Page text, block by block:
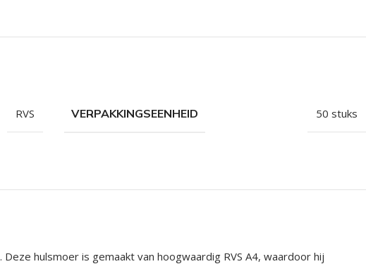
RVS VERPAKKINGSEENHEID 50 stuks
hulsmoer is gemaakt van hoogwaardig RVS A4, waardoor hij